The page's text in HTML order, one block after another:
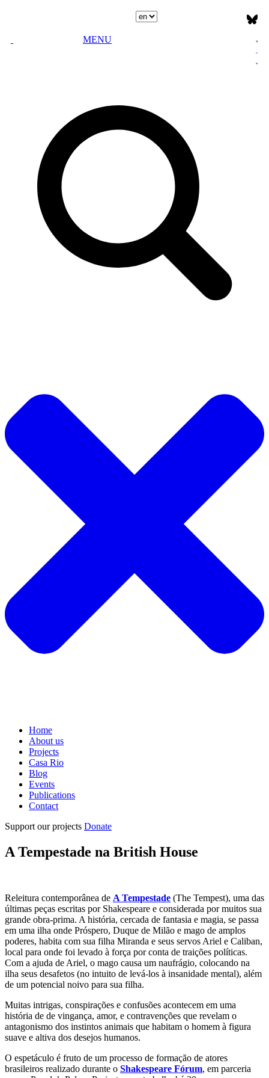
MENU
Home
About us
Projects
Casa Rio
Blog
Events
Publications
Contact
Support our projects Donate
A Tempestade na British House
Releitura contemporânea de A Tempestade (The Tempest), uma das
últimas peças escritas por Shakespeare e considerada por muitos sua
grande obra-prima. A história, cercada de fantasia e magia, se passa
em uma ilha onde Próspero, Duque de Milão e mago de amplos
poderes, habita com sua filha Miranda e seus servos Ariel e Caliban,
local para onde foi levado à força por conta de traições políticas.
Com a ajuda de Ariel, o mago causa um naufrágio, colocando na
ilha seus desafetos (no intuito de levá-los à insanidade mental), além
de um potencial noivo para sua filha.
Muitas intrigas, conspirações e confusões acontecem em uma
história de de vingança, amor, e contravenções que revelam o
antagonismo dos instintos animais que habitam o homem à figura
suave e altiva dos desejos humanos.
O espetáculo é fruto de um processo de formação de atores
brasileiros realizado durante o Shakespeare Fórum, em parceria